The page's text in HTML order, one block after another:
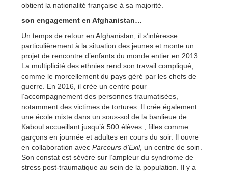
obtient la nationalité française à sa majorité.
son engagement en Afghanistan…
Un temps de retour en Afghanistan, il s’intéresse
particulièrement à la situation des jeunes et monte un
projet de rencontre d’enfants du monde entier en 2013.
La multiplicité des ethnies rend son travail compliqué,
comme le morcellement du pays géré par les chefs de
guerre. En 2016, il crée un centre pour
l’accompagnement des personnes traumatisées,
notamment des victimes de tortures. Il crée également
une école mixte dans un sous-sol de la banlieue de
Kaboul accueillant jusqu’à 500 élèves ; filles comme
garçons en journée et adultes en cours du soir. Il ouvre
en collaboration avec Parcours d’Exil, un centre de soin.
Son constat est sévère sur l’ampleur du syndrome de
stress post-traumatique au sein de la population. Il y a